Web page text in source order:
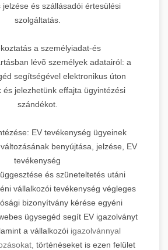
jelzése és szállásadói értesülési
szolgáltatás.
a személyiadat-és
lévõ személyek adatairól: a
segítségével elektronikus úton
és jelezhetünk effajta ügyintézési
szándékot.
EV tevékenység ügyeinek
benyújtása, jelzése, EV
tevékenység
és szüneteltetés utáni
vállalkozói tevékenység végleges
bizonyítvány kérése egyéni
ügysegéd segít EV igazolványt
a vállalkozói igazolvánnyal
történéseket is ezen felület